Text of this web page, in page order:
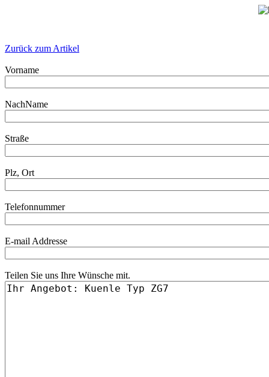
Zurück zum Artikel
Vorname
NachName
Straße
Plz, Ort
Telefonnummer
E-mail Addresse
Teilen Sie uns Ihre Wünsche mit.